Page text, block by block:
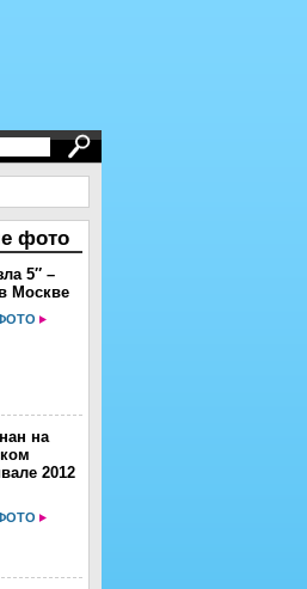
фото
5″ –
Москве
на
2012